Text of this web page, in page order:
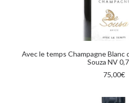
AGGIUNGI AL
Avec le temps Champagne Blanc
Souza NV
75,00€